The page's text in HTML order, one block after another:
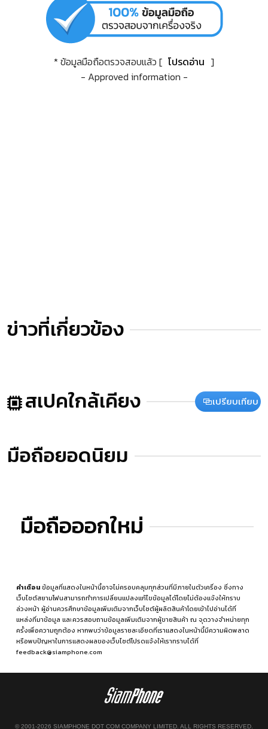
* ข้อมูลมือถือตรวจสอบแล้ว [ โปรดอ่าน ]
- Approved information -
ข่าวที่เกี่ยวข้อง
สเปคใกล้เคียง เปรียบเทียบ
มือถือยอดนิยม
มือถือออกใหม่
คำเตือนข้อมูลที่แสดงในหน้านี้อาจไม่ครอบคลุมทุกส่วนที่มีภายในตัวเครื่อง ซึ่งทาง
เว็บไซต์สยามโฟนสามารถทำการเปลี่ยนแปลงแก้ไขข้อมูลได้โดยไม่ต้องแจ้งให้ทราบ
ล่วงหน้า ผู้อ่านควรศึกษาข้อมูลเพิ่มเติมจากเว็บไซต์ผู้ผลิตสินค้าโดยเข้าไปอ่านได้ที่
แหล่งที่มาข้อมูล และควรสอบถามข้อมูลเพิ่มเติมจากผู้ขายสินค้า ณ จุดวางจำหน่ายทุก
ครั้งเพื่อความถูกต้อง หากพบว่าข้อมูลรายละเอียดที่เราแสดงในหน้านี้มีความผิดพลาด
หรือพบปัญหาในการแสดงผลของเว็บไซต์โปรดแจ้งให้เราทราบได้ที่
feedback@siamphone.com
© 2001-2026 SIAMPHONE DOT COM COMPANY LIMITED. ALL RIGHTS RESERVED.